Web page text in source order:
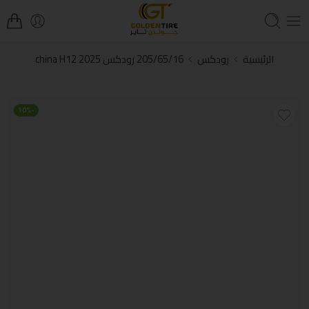
الرئيسية رودكس 205/65/16 رودكس china H12 2025
-10%